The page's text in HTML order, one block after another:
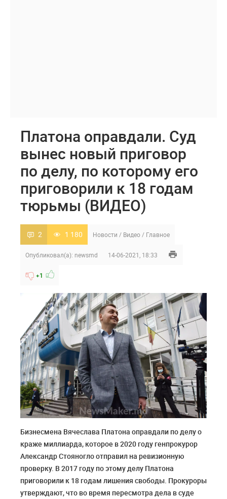
Платона оправдали. Суд
вынес новый приговор
по делу, по которому его
приговорили к 18 годам
тюрьмы (ВИДЕО)
2 1 180 Новости / Видео / Главное
Опубликовал(а): newsmd 14-06-2021, 18:33
+1
Бизнесмена Вячеслава Платона оправдали по делу о
краже миллиарда, которое в 2020 году генпрокурор
Александр Стояногло отправил на ревизионную
проверку. В 2017 году по этому делу Платона
приговорили к 18 годам лишения свободы. Прокуроры
утверждают, что во время пересмотра дела в суде